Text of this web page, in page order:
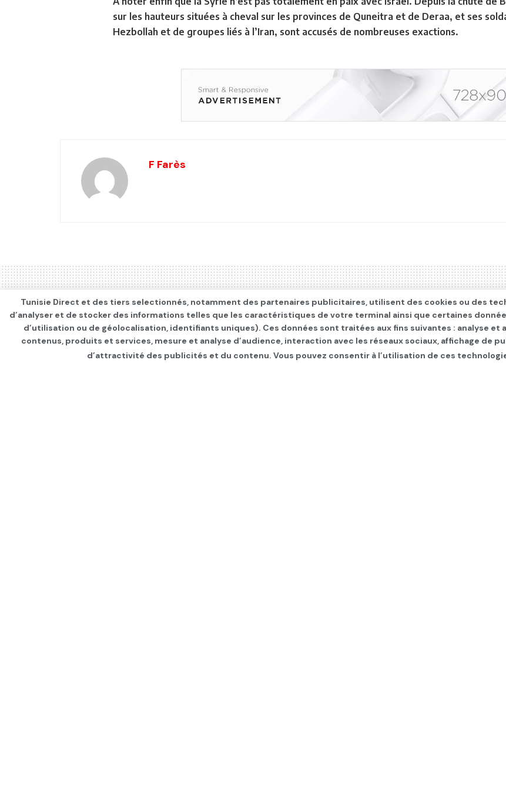
sur les hauteurs situées à cheval sur les provinces de Quneitra et de Deraa, et ses
Hezbollah et de groupes liés à l’Iran, sont accusés de nombreuses exactions.
F Farès
Tunisie Direct et des tiers selectionnés, notamment des partenaires publicitaires, utilisent des cookies ou des
d’analyser et de stocker des informations telles que les caractéristiques de votre terminal ainsi que certaines
d’utilisation ou de géolocalisation, identifiants uniques). Ces données sont traitées aux fins suivantes : analyse
contenus, produits et services, mesure et analyse d’audience, interaction avec les réseaux sociaux, affichage de
d’attractivité des publicités et du contenu. Vous pouvez consentir à l’utilisation de ces